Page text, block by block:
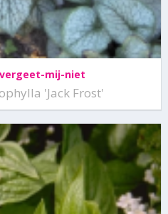
mij-niet
'Jack Frost'